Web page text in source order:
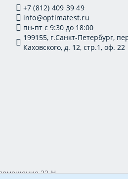
+7 (812) 409 39 49
info@optimatest.ru
пн-пт с 9:30 до 18:00
199155, г.Санкт-Петербург,
Каховского, д. 12, стр.1, оф. 22
помещение 22-Н